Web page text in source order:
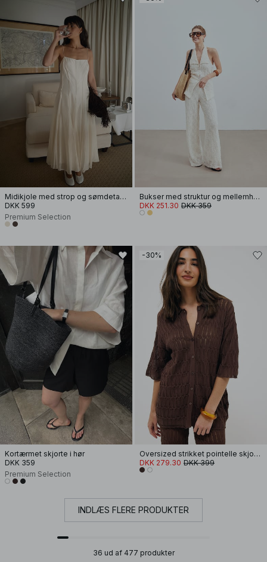
Midikjole med strop og sømdetalje
DKK 599
Premium Selection
Bukser med struktur og mellemhøj talje
DKK 251.30 DKK 359
Kortærmet skjorte i hør
DKK 359
Premium Selection
-30%
Oversized strikket pointelle skjorte
DKK 279.30 DKK 399
INDLÆS FLERE PRODUKTER
36 ud af 477 produkter